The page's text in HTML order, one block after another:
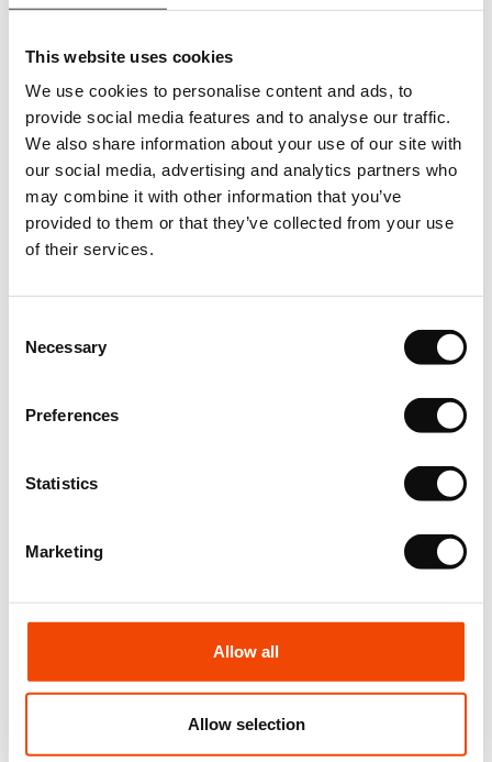
This website uses cookies
We use cookies to personalise content and ads, to
provide social media features and to analyse our traffic.
We also share information about your use of our site with
our social media, advertising and analytics partners who
may combine it with other information that you’ve
provided to them or that they’ve collected from your use
of their services.
Selection
Necessary
Preferences
Statistics
Marketing
Allow all
Allow selection
insemna un numar intreg de bucati/ml(metri liniari).
Depozitare
Depozitati cu atentie produsele pe o suprafata plana in
asteptarea instalarii. Lasati-le in asteptare timp de cel putin
24 de ore pentru a se aclimatiza.
Inspectie
instalarea.
In asteptarea instalarii, depozitati produsele intr-o camera
inchisa, unde temperatura este cuprinsa intre 15°C si 25°C,
umiditatea relativa ± 60%.
Instalare
necesitate absoluta. Recomandam instalarea folosind
Exploatare si intretinere, garantie